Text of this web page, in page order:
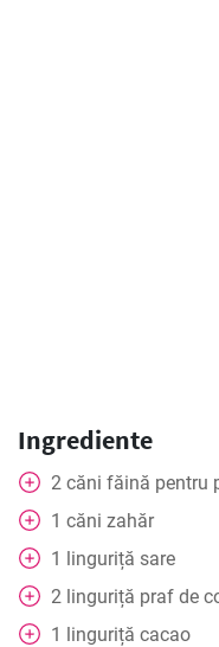
Ingrediente
2 căni făină pentru
1 căni zahăr
1 linguriță sare
2 linguriță praf de
1 linguriță cacao